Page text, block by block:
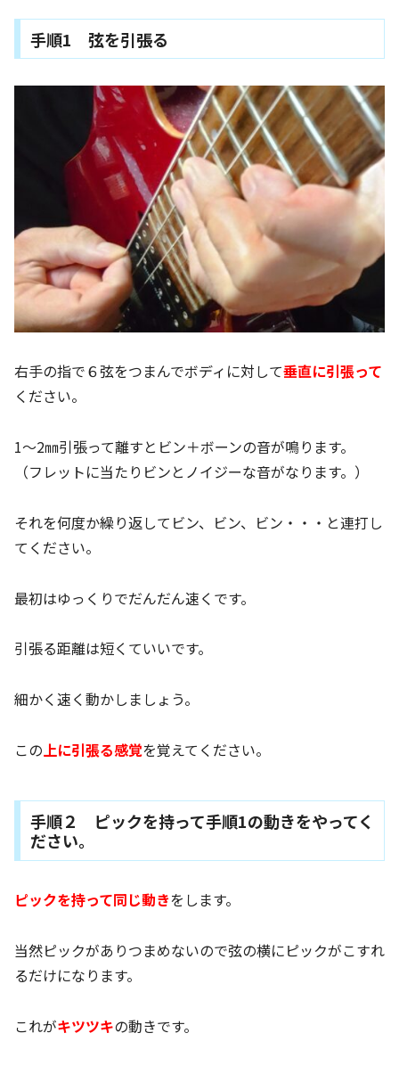
手順1 弦を引張る
右手の指で６弦をつまんでボディに対して垂直に引張って
ください。
1～2㎜引張って離すとビン＋ボーンの音が鳴ります。
（フレットに当たりビンとノイジーな音がなります。）
それを何度か繰り返してビン、ビン、ビン・・・と連打し
てください。
最初はゆっくりでだんだん速くです。
引張る距離は短くていいです。
細かく速く動かしましょう。
この上に引張る感覚を覚えてください。
手順２ ピックを持って手順1の動きをやってく
ださい。
ピックを持って同じ動きをします。
当然ピックがありつまめないので弦の横にピックがこすれ
るだけになります。
これがキツツキの動きです。